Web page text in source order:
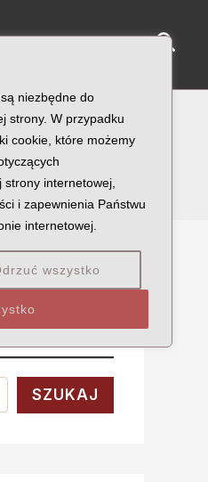
niezbędne do
strony. W przypadku
cookie, które możemy
internetowej,
i zapewnienia Państwu
internetowej.
wszystko
SZUKAJ